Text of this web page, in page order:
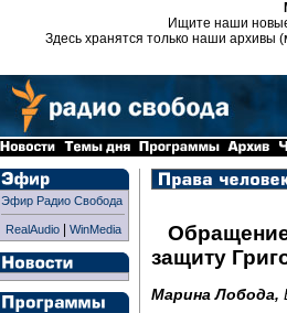
Ищите наши
Здесь хранятся только наши архивы
Эфир Радио Свобода
RealAudio| WinMedia
защиту
Марина Лобода,